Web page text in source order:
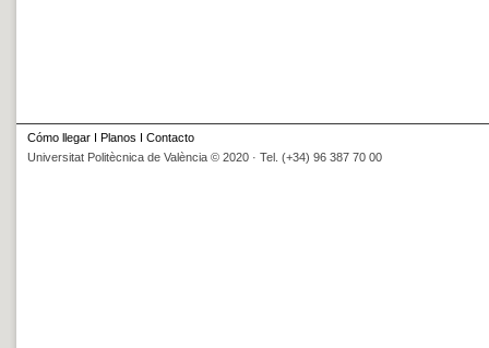
Cómo llegar I Planos I Contacto
Universitat Politècnica de València © 2020 · Tel. (+34) 96 387 70 00